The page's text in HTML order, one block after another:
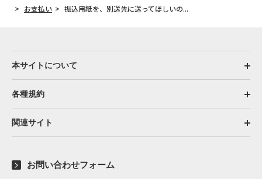
お支払い
振込用紙を、別送先に送ってほしいの...
本サイトについて
各種規約
関連サイト
お問い合わせフォーム